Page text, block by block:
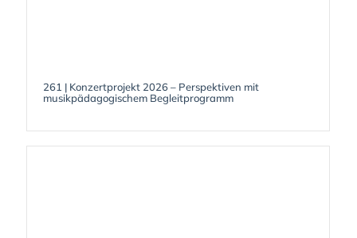
261 | Konzertprojekt 2026 – Perspektiven mit
musikpädagogischem Begleitprogramm